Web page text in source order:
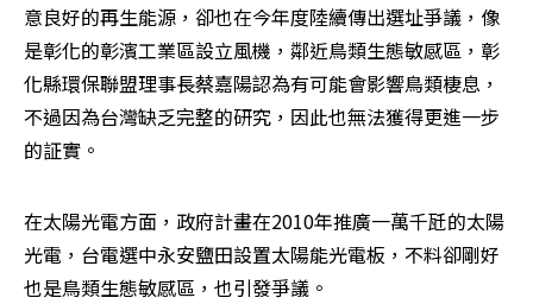
意良好的再生能源，卻也在今年度陸續傳出選址爭議，像
是彰化的彰濱工業區設立風機，鄰近鳥類生態敏感區，彰
化縣環保聯盟理事長蔡嘉陽認為有可能會影響鳥類棲息，
不過因為台灣缺乏完整的研究，因此也無法獲得更進一步
的証實。
在太陽光電方面，政府計畫在2010年推廣一萬千瓩的太陽
光電，台電選中永安鹽田設置太陽能光電板，不料卻剛好
也是鳥類生態敏感區，也引發爭議。